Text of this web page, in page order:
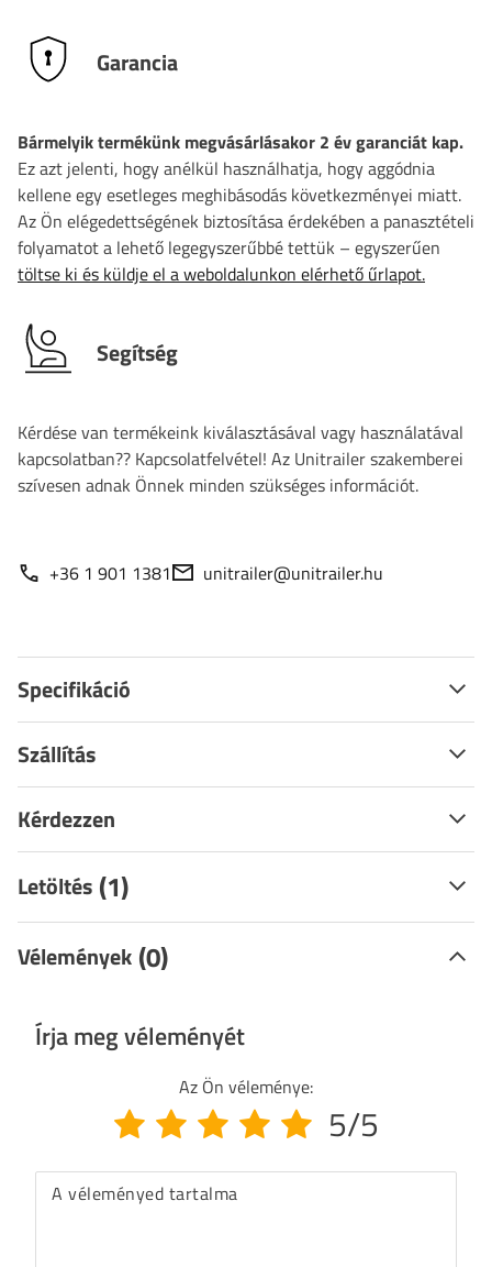
Garancia
Bármelyik termékünk megvásárlásakor 2 év garanciát kap.
Ez azt jelenti, hogy anélkül használhatja, hogy aggódnia
kellene egy esetleges meghibásodás következményei miatt.
Az Ön elégedettségének biztosítása érdekében a panasztételi
folyamatot a lehető legegyszerűbbé tettük – egyszerűen
töltse ki és küldje el a weboldalunkon elérhető űrlapot.
Segítség
Kérdése van termékeink kiválasztásával vagy használatával
kapcsolatban?? Kapcsolatfelvétel! Az Unitrailer szakemberei
szívesen adnak Önnek minden szükséges információt.
+36 1 901 1381 unitrailer@unitrailer.hu
Specifikáció
Szállítás
Kérdezzen
Letöltés (1)
Vélemények (0)
Írja meg véleményét
Az Ön véleménye:
5/5
A véleményed tartalma